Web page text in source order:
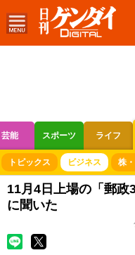
芸能 スポーツ ライフ
ボートレース 競輪 オー
トピックス ビジネス 株
11月4日上場の「郵政
に聞いた